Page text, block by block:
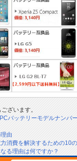
ざいます。
バッテリーモデルナンバー
由
消費を解決するための10
る理由は何ですか？